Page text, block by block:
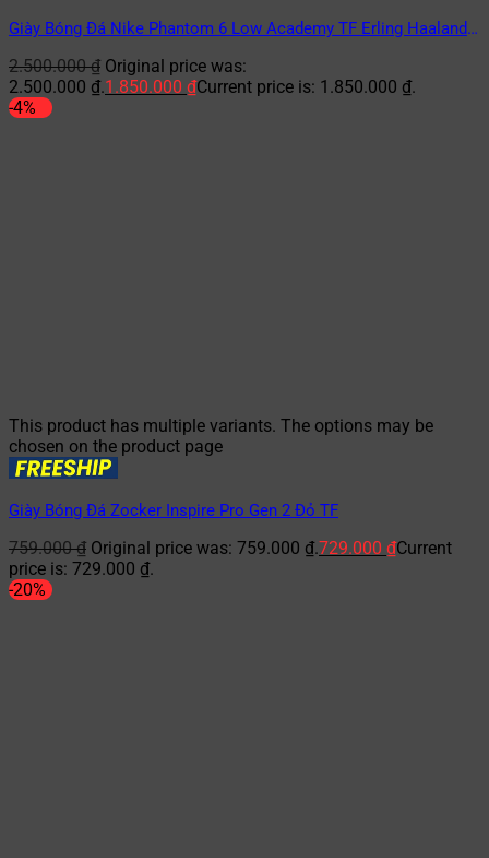
Giày Bóng Đá Nike Phantom 6 Low Academy TF Erling Haaland
2.500.000₫ Original price was:
2.500.000 ₫.1.850.000 ₫Current price is: 1.850.000 ₫.
-4%
This product has multiple variants. The options may be
chosen on the product page
Giày Bóng Đá Zocker Inspire Pro Gen 2 Đỏ TF
759.000₫ Original price was: 759.000 ₫.729.000 ₫Current
price is: 729.000 ₫.
-20%